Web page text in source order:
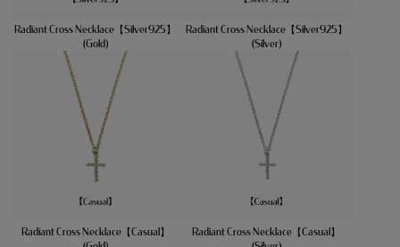
Radiant Cross Necklace【Silver925】
(Gold)
Radiant Cross Necklace【Silver925】
(Silver)
Radiant Cross Necklace【Casual】
Radiant Cross Necklace【Casual】